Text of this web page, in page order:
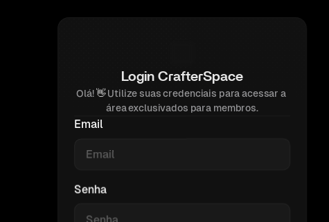
Login CrafterSpace
Olá! 👋 Utilize suas credenciais para acessar a
área exclusivados para membros.
Email
Senha